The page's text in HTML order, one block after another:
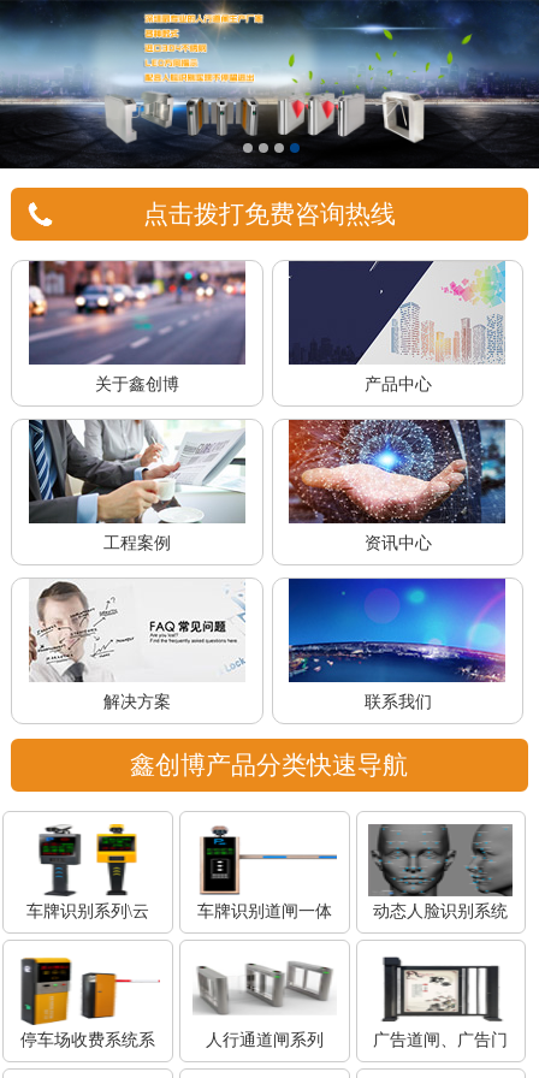
点击拨打免费咨询热线
关于鑫创博 产品中心
工程案例 资讯中心
解决方案 联系我们
鑫创博产品分类快速导航
车牌识别系列\云 车牌识别道闸一体 动态人脸识别系统
停车场收费系统系 人行通道闸系列 广告道闸、广告门